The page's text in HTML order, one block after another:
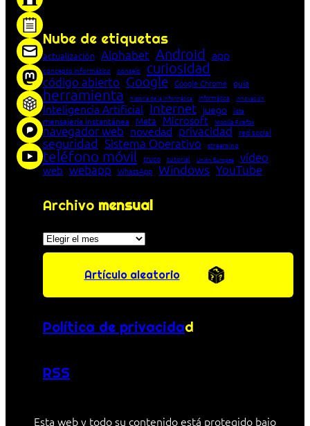
Nube de etiquetas
actualización Alphabet Android app
concepto informático consejo curiosidad
código abierto Google Google Chrome guía
herramienta historia de la Informática Informática innovación
Inteligencia Artificial Internet juego lista
mensajería instantánea Meta Microsoft Mozilla Firefox
navegador web novedad privacidad red social
seguridad Sistema Operativo streaming
teléfono móvil truco tutorial Unión Europea vídeo
web webapp WhatsApp Windows YouTube
Archivo mensual
Archivos
Artículo aleatorio
Política de privacidad
RSS
Esta web y todo su contenido está protegido bajo